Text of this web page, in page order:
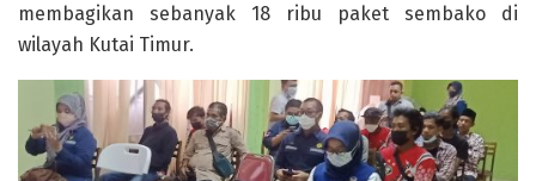
membagikan sebanyak 18 ribu paket sembako di
wilayah Kutai Timur.